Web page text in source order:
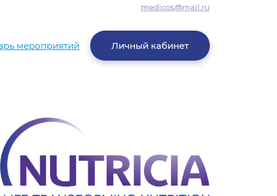
medicos@mail.ru
мероприятий Личный кабинет